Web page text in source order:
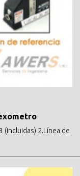
(incluidas) 2.Línea de